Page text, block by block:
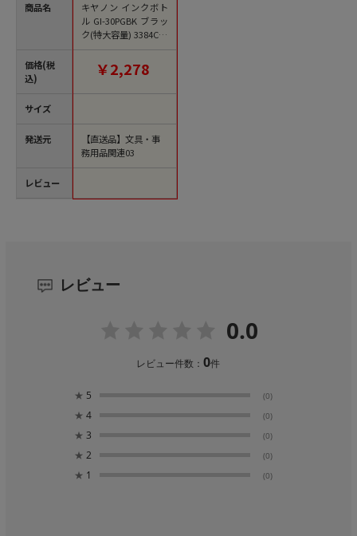
商品名
価格(税
込)
サイズ
発送元
レビュー
キヤノン インクボト
ル GI-30PGBK ブラッ
ク(特大容量) 3384C00
1 1個（ご注文単位1
個）【直送品】
￥2,278
【直送品】文具・事
務用品関連03
レビュー
0.0
レビュー件数：0件
★ 5 (0)
★ 4 (0)
★ 3 (0)
★ 2 (0)
★ 1 (0)